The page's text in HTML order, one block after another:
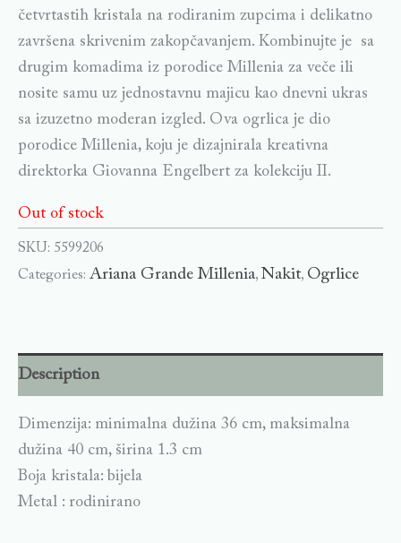
četvrtastih kristala na rodiranim zupcima i delikatno
završena skrivenim zakopčavanjem. Kombinujte je sa
drugim komadima iz porodice Millenia za veče ili
nosite samu uz jednostavnu majicu kao dnevni ukras
sa izuzetno moderan izgled. Ova ogrlica je dio
porodice Millenia, koju je dizajnirala kreativna
direktorka Giovanna Engelbert za kolekciju II.
Out of stock
SKU: 5599206
Categories: Ariana Grande Millenia, Nakit, Ogrlice
Description
Dimenzija: minimalna dužina 36 cm, maksimalna
dužina 40 cm, širina 1.3 cm
Boja kristala: bijela
Metal : rodinirano